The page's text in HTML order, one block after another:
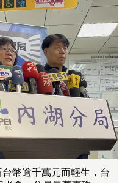
幣逾千萬元而輕生，台